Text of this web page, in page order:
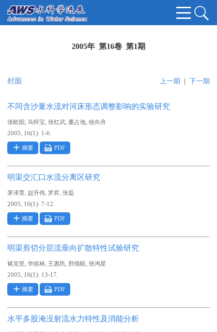
2005年 第16卷 第1期
上一期 下一期
封面
不同含沙量水流对河床形态调整影响的实验研究
张欧阳 , 马怀宝, 张红武, 董占地, 徐向舟
2005, 16(1): 1-6.
摘要 PDF
明渠交汇口水流分离区研究
茅泽育, 赵升伟, 罗昇, 张磊
2005, 16(1): 7-12.
摘要 PDF
明渠剪切分层流垂向扩散特性试验研究
褚克坚, 华祖林, 王惠民, 邢领航, 张鸿星
2005, 16(1): 13-17.
摘要 PDF
水平多股淹没射流水力特性及消能分析